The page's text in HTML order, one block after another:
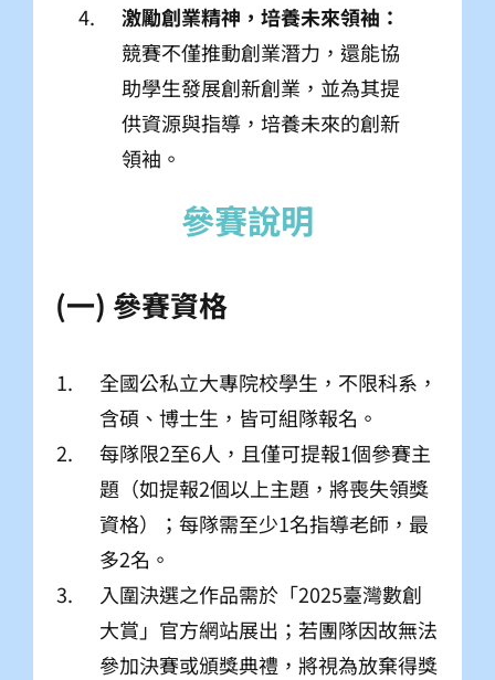
激勵創業精神，培養未來領袖：
競賽不僅推動創業潛力，還能協
助學生發展創新創業，並為其提
供資源與指導，培養未來的創新
領袖。
(一) 參賽資格
全國公私立大專院校學生，不限科系，
含碩、博士生，皆可組隊報名。
每隊限2至6人，且僅可提報1個參賽主
題（如提報2個以上主題，將喪失領獎
資格）；每隊需至少1名指導老師，最
多2名。
入圍決選之作品需於「2025臺灣數創
大賞」官方網站展出；若團隊因故無法
參加決賽或頒獎典禮，將視為放棄得獎